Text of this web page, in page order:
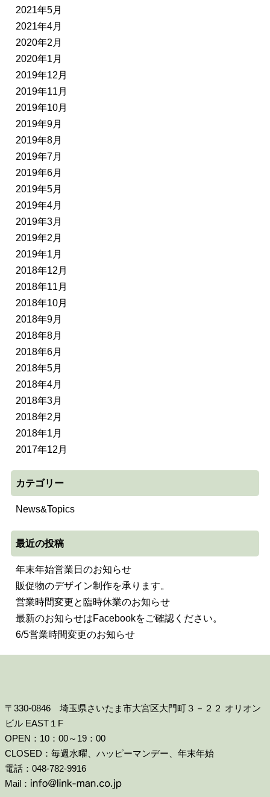
2021年5月
2021年4月
2020年2月
2020年1月
2019年12月
2019年11月
2019年10月
2019年9月
2019年8月
2019年7月
2019年6月
2019年5月
2019年4月
2019年3月
2019年2月
2019年1月
2018年12月
2018年11月
2018年10月
2018年9月
2018年8月
2018年6月
2018年5月
2018年4月
2018年3月
2018年2月
2018年1月
2017年12月
カテゴリー
News&Topics
最近の投稿
年末年始営業日のお知らせ
販促物のデザイン制作を承ります。
営業時間変更と臨時休業のお知らせ
最新のお知らせはFacebookをご確認ください。
6/5営業時間変更のお知らせ
〒330-0846 埼玉県さいたま市大宮区大門町３－２２ オリオン
ビル EAST１F
OPEN：10：00～19：00
CLOSED：毎週水曜、ハッピーマンデー、年末年始
電話：048-782-9916
Mail：